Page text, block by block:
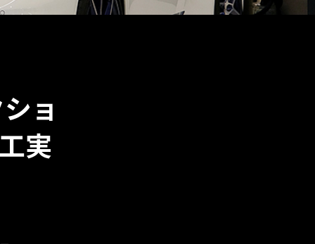
ョ
実